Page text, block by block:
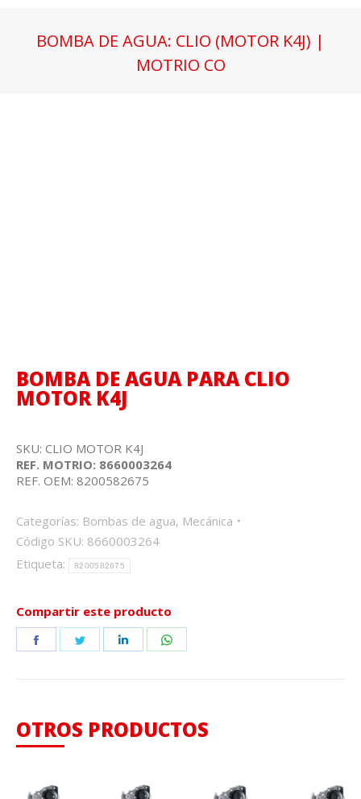
BOMBA DE AGUA: CLIO (MOTOR K4J) |
MOTRIO CO
BOMBA DE AGUA PARA CLIO
MOTOR K4J
SKU: CLIO MOTOR K4J
REF. MOTRIO: 8660003264
REF. OEM: 8200582675
Categorías: Bombas de agua, Mecánica
Código SKU: 8660003264
Etiqueta:
8200582675
Compartir este producto
Share
Share
Share
OTROS PRODUCTOS